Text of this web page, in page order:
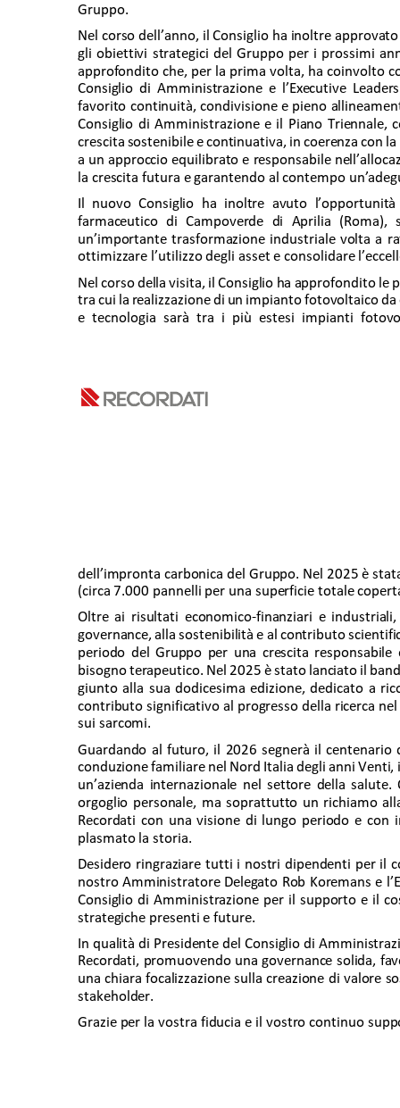
Gruppo.
Nel corso dell’anno, il Consiglio ha inoltre
gli obiettivi strategici del Gruppo per i prossimi
approfondito che, per la prima volta, ha coinvolto
Consiglio di Amministrazione e l’Executive
favorito continuità, condivisione e pieno
Consiglio di Amministrazione e il Piano
crescita sostenibile e continuativa, in coerenza con
a un approccio equilibrato e responsabile
la crescita futura e garantendo al contempo
Il nuovo Consiglio ha inoltre avuto
farmaceutico di Campoverde di Aprilia
un’importante trasformazione industriale volta a
ottimizzare l’utilizzo degli asset e consolidare
Nel corso della visita, il Consiglio ha approfondito
tra cui la realizzazione di un impianto fotovoltaico
e tecnologia sarà tra i più estesi impianti
dell’impronta carbonica del Gruppo. Nel 2025 è
(circa 7.000 pannelli per una superficie totale
Oltre ai risultati economico-finanziari e
governance, alla sostenibilità e al contributo
periodo del Gruppo per una crescita
bisogno terapeutico. Nel 2025 è stato lanciato il
giunto alla sua dodicesima edizione, dedicato a
contributo significativo al progresso della ricerca
sui sarcomi.
Guardando al futuro, il 2026 segnerà il
conduzione familiare nel Nord Italia degli anni
un’azienda internazionale nel settore della
orgoglio personale, ma soprattutto un richiamo
Recordati con una visione di lungo periodo e
plasmato la storia.
Desidero ringraziare tutti i nostri dipendenti per il
nostro Amministratore Delegato Rob Koremans e
Consiglio di Amministrazione per il supporto e il
strategiche presenti e future.
In qualità di Presidente del Consiglio di
Recordati, promuovendo una governance solida,
una chiara focalizzazione sulla creazione di
stakeholder.
Grazie per la vostra fiducia e il vostro continuo